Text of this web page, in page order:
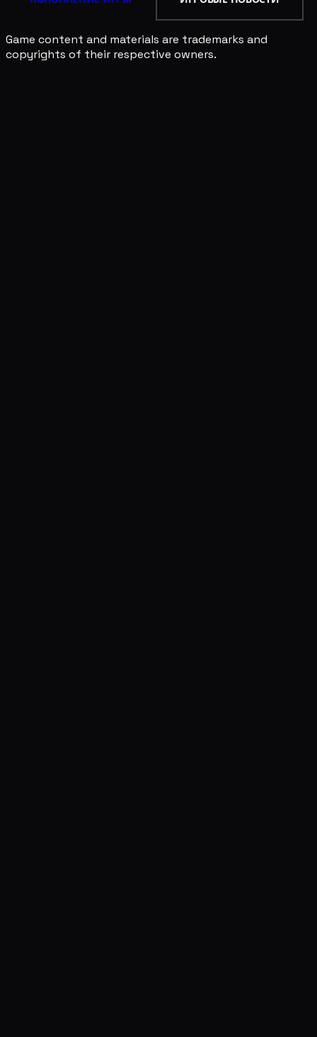
Game content and materials are trademarks and
copyrights of their respective owners.